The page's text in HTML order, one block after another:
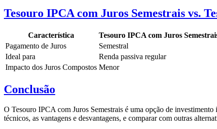
Tesouro IPCA com Juros Semestrais vs.
Característica
Tesouro IPCA com Juros
Pagamento de Juros
Semestral
Ideal para
Renda passiva regular
Impacto dos Juros Compostos Menor
Conclusão
O Tesouro IPCA com Juros Semestrais é uma opção de
técnicos, as vantagens e desvantagens, e comparar com outras